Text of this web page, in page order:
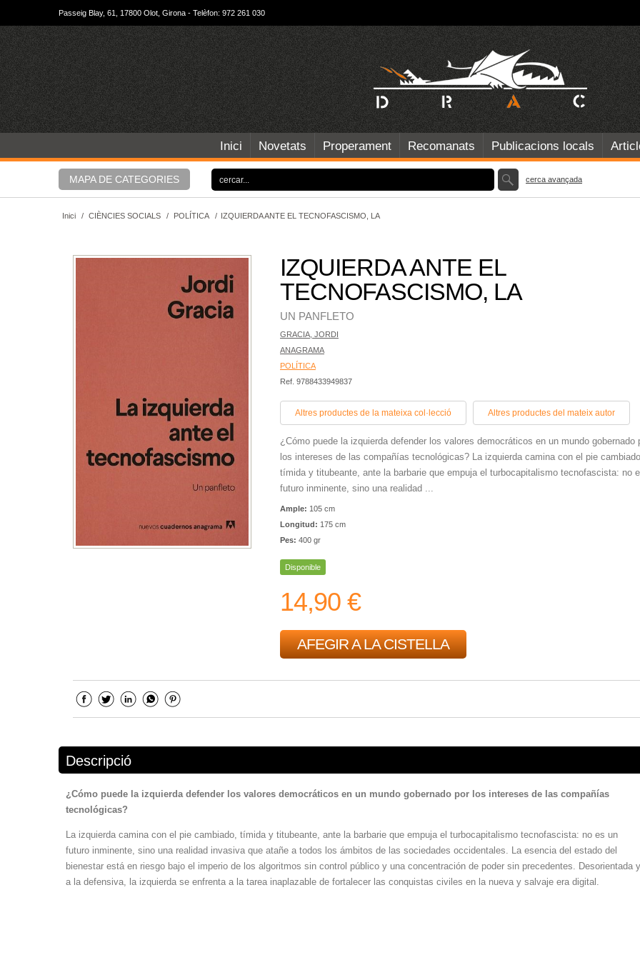
Passeig Blay, 61, 17800 Olot, Girona - Telèfon: 972 261 030
Inici Novetats Properament Recomanats Publicacions locals
MAPA DE CATEGORIES cerca avançada
Inici / CIÈNCIES SOCIALS / POLÍTICA / IZQUIERDA ANTE EL TECNOFASCISMO, LA
IZQUIERDA ANTE EL
TECNOFASCISMO, LA
UN PANFLETO
GRACIA, JORDI
ANAGRAMA
POLÍTICA
Ref. 9788433949837
Altres productes de la mateixa col·lecció Altres productes del mateix autor
¿Cómo puede la izquierda defender los valores democráticos en un mundo gobernado
los intereses de las compañías tecnológicas? La izquierda camina con el pie
tímida y titubeante, ante la barbarie que empuja el turbocapitalismo tecnofascista: no
futuro inminente, sino una realidad ...
Ample: 105 cm
Longitud: 175 cm
Pes: 400 gr
Disponible
14,90 €
AFEGIR A LA CISTELLA
Descripció
¿Cómo puede la izquierda defender los valores democráticos en un mundo gobernado por los intereses de las compañías
tecnológicas?
La izquierda camina con el pie cambiado, tímida y titubeante, ante la barbarie que empuja el turbocapitalismo tecnofascista: no es un
futuro inminente, sino una realidad invasiva que atañe a todos los ámbitos de las sociedades occidentales. La esencia del estado del
bienestar está en riesgo bajo el imperio de los algoritmos sin control público y una concentración de poder sin precedentes. Desorientada y
a la defensiva, la izquierda se enfrenta a la tarea inaplazable de fortalecer las conquistas civiles en la nueva y salvaje era digital.